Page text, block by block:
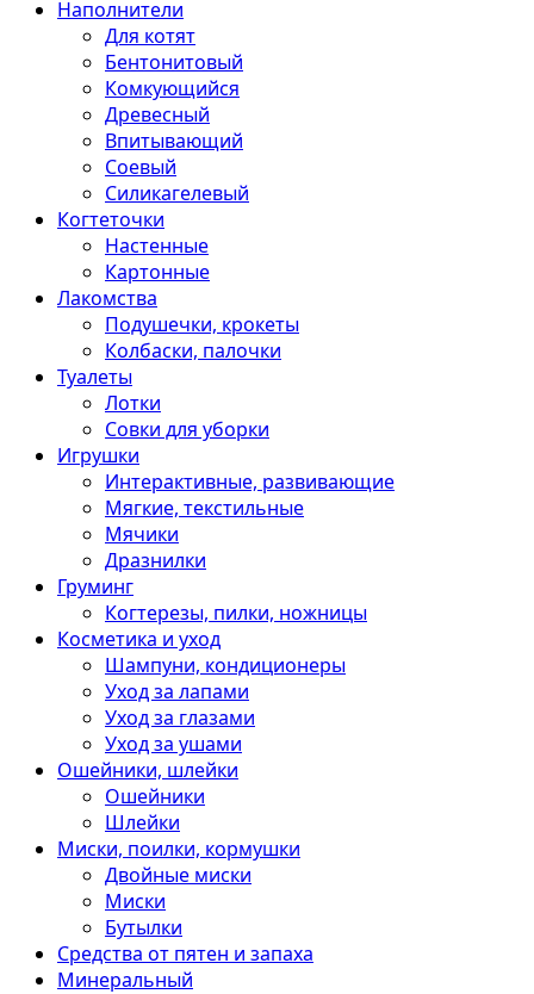
Наполнители
Для котят
Бентонитовый
Комкующийся
Древесный
Впитывающий
Соевый
Силикагелевый
Когтеточки
Настенные
Картонные
Лакомства
Подушечки, крокеты
Колбаски, палочки
Туалеты
Лотки
Совки для уборки
Игрушки
Интерактивные, развивающие
Мягкие, текстильные
Мячики
Дразнилки
Груминг
Когтерезы, пилки, ножницы
Косметика и уход
Шампуни, кондиционеры
Уход за лапами
Уход за глазами
Уход за ушами
Ошейники, шлейки
Ошейники
Шлейки
Миски, поилки, кормушки
Двойные миски
Миски
Бутылки
Средства от пятен и запаха
Минеральный